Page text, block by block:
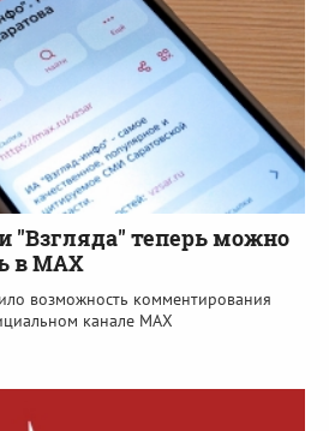
"Взгляда" теперь можно
в MAX
возможность комментирования
канале MAX